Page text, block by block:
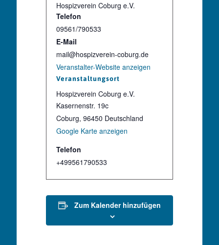
Veranstaltungsort
Hospizverein Coburg e.V.
Kasernenstr. 19c
Coburg, 96450 Deutschland
Google Karte anzeigen
Telefon
+499561790533
Hospizverein Coburg e.V.
Telefon
09561/790533
E-Mail
mail@hospizverein-coburg.de
Veranstalter-Website anzeigen
Zum Kalender hinzufügen